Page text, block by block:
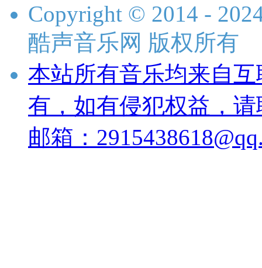
Copyright © 2014 -
酷声音乐网 版权所有
本站所有音乐均来自
有，如有侵犯权益，
邮箱：